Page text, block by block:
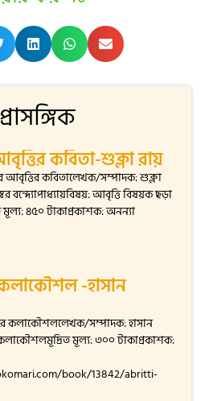
প্রাসঙ্গিক
কবিতা-শুক্লা রায়
আবৃত্তির কবিতালেখক/সম্পাদক: শুক্লা
বন্দ্যোপাধ্যায়বিষয়: আবৃত্তি বিষয়ক ছড়া
৪৫০ টাকাপ্রকাশক: অনন্যা
-হাসান
কলাকৌশললেখক/সম্পাদক: হাসান
মূল্য: ৩০০ টাকাপ্রকাশক:
book/13842/abritti-